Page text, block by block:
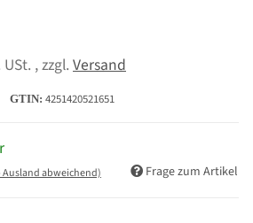
, zzgl.Versand
GTIN: 4251420521651
Ausland abweichend) Frage zum Artikel